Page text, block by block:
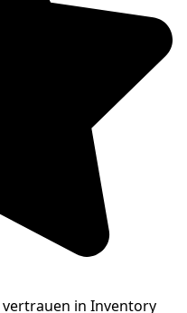
vertrauen in Inventory